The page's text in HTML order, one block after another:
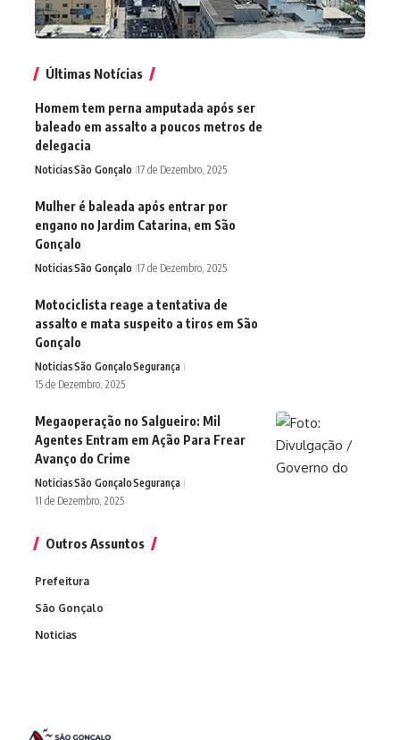
Últimas Notícias
Homem tem perna amputada após ser
baleado em assalto a poucos metros de
delegacia
NoticiasSão Gonçalo 17 de Dezembro, 2025
Mulher é baleada após entrar por
engano no Jardim Catarina, em São
Gonçalo
NoticiasSão Gonçalo 17 de Dezembro, 2025
Motociclista reage a tentativa de
assalto e mata suspeito a tiros em São
Gonçalo
NoticiasSão GonçaloSegurança
15 de Dezembro, 2025
Megaoperação no Salgueiro: Mil
Agentes Entram em Ação Para Frear
Avanço do Crime
NoticiasSão GonçaloSegurança
11 de Dezembro, 2025
Outros Assuntos
Prefeitura
São Gonçalo
Noticias